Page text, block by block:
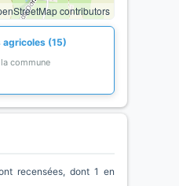
contributors
(15)
commune
recensées, dont 1 en